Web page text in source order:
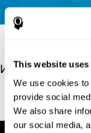
This website
We use cookies
provide social
We also share
our social media,
Источники
Conners, C. K
Tonawanda, NY: